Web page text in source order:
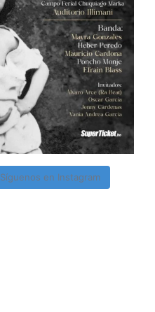
Síguenos en Instagram